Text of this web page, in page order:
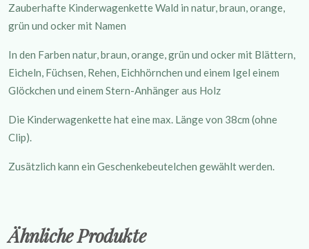
Zauberhafte Kinderwagenkette Wald in natur, braun, orange,
grün und ocker mit Namen
In den Farben natur, braun, orange, grün und ocker mit Blättern,
Eicheln, Füchsen, Rehen, Eichhörnchen und einem Igel einem
Glöckchen und einem Stern-Anhänger aus Holz
Die Kinderwagenkette hat eine max. Länge von 38cm (ohne
Clip).
Zusätzlich kann ein Geschenkebeutelchen gewählt werden.
Ähnliche Produkte